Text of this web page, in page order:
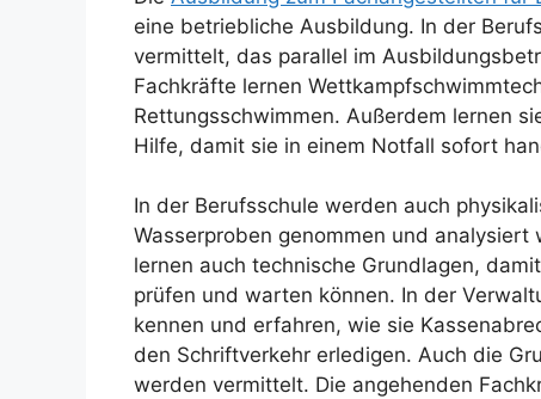
eine betriebliche Ausbildung. In der
vermittelt, das parallel im
Fachkräfte lernen
Rettungsschwimmen. Außerdem lernen
Hilfe, damit sie in einem Notfall sofort
In der Berufsschule werden auch
Wasserproben genommen und
lernen auch technische Grundlagen,
prüfen und warten können. In der
kennen und erfahren, wie sie
den Schriftverkehr erledigen. Auch die
werden vermittelt. Die angehenden